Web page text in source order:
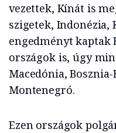
vezettek, Kínát is
szigetek, Indonézia,
engedményt
országok is, úgy
Macedónia,
Montenegró.
Ezen országok